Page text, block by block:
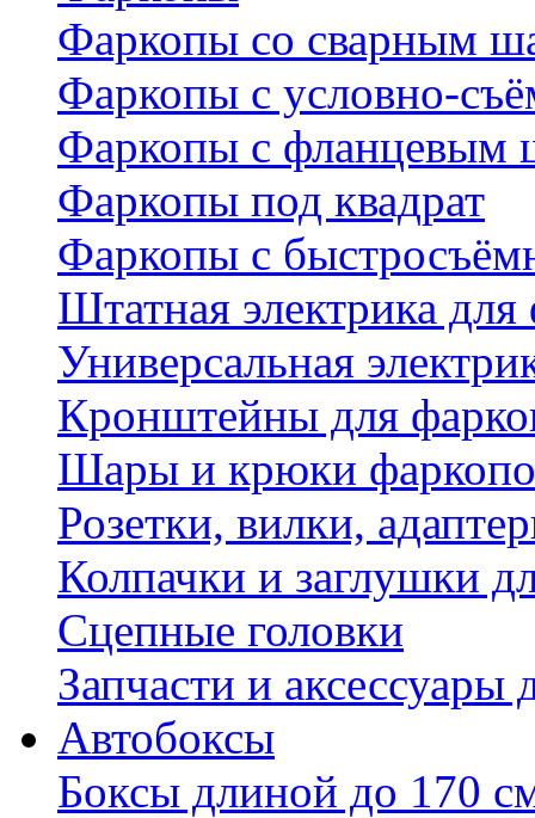
Фаркопы со сварным
Фаркопы с условно-
Фаркопы с фланцевым
Фаркопы под квадрат
Фаркопы с
Штатная электрика
Универсальная
Кронштейны для
Шары и крюки
Розетки, вилки,
Колпачки и заглушки
Сцепные головки
Запчасти и аксессуары
Автобоксы
Боксы длиной до 170